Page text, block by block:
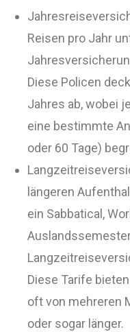
Reisen pro Jahr
Diese Policen
Jahres ab, wobei
eine bestimmte
oder 60 Tage)
längeren
ein Sabbatical,
Diese Tarife
oft von mehreren
oder sogar länger.